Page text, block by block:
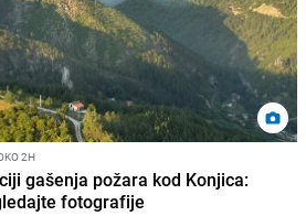
2H
gašenja požara kod Konjica:
fotografije